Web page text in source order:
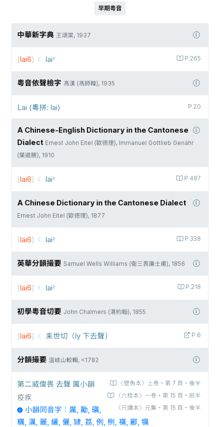
早期粵音
中華新字典 王頌棠, 1937
P.265
[lai6] lai꜅
粵音依聲檢字 馮漢 (馮師韓), 1935
P.20
Lai (粵拼: lai)
A Chinese-English Dictionary in the Cantonese
Dialect Ernest John Eitel (歐德理), Immanuel Gottlieb Genähr
(葉道勝), 1910
P.487
[lai6] lai꜅
A Chinese Dictionary in the Cantonese Dialect
Ernest John Eitel (歐德理), 1877
P.338
[lai6] lai꜅
英華分韻撮要 Samuel Wells Williams (衛三畏廉士甫), 1856
P.218
[lai6] lai꜅
初學粵音切要 John Chalmers (湛約翰), 1855
P.6
[lai6] 耒世切（ly 下去聲）
分韻撮要 溫岐山較輯, <1782
〈壁魚本〉上卷‧第 7 頁‧後半
〈六桂本〉一卷‧第 15 頁‧前半
〈尺牘本〉元集‧第 15 頁‧後半
第二威偉畏 去聲 厲小韻
疫疾
小韻同音字：厲, 勵, 礪,
糲, 濿, 麗, 纚, 儷, 𨽻, 荔, 例, 栵, 禲, 酈, 犡